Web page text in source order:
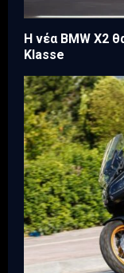
Η νέα BMW X2
Klasse